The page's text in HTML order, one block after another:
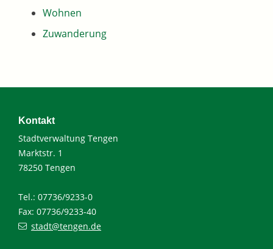
Wohnen
Zuwanderung
Kontakt
Stadtverwaltung Tengen
Marktstr. 1
78250 Tengen
Tel.: 07736/9233-0
Fax: 07736/9233-40
stadt@tengen.de